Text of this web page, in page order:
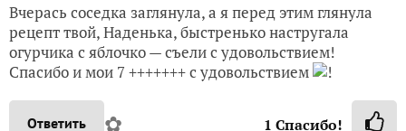
Вчерась соседка заглянула, а я перед этим глянула
рецепт твой, Наденька, быстренько настругала
огурчика с яблочко — съели с удовольствием!
Спасибо и мои 7 +++++++ с удовольствием
!
Ответить ✿ 1 Спасибо!